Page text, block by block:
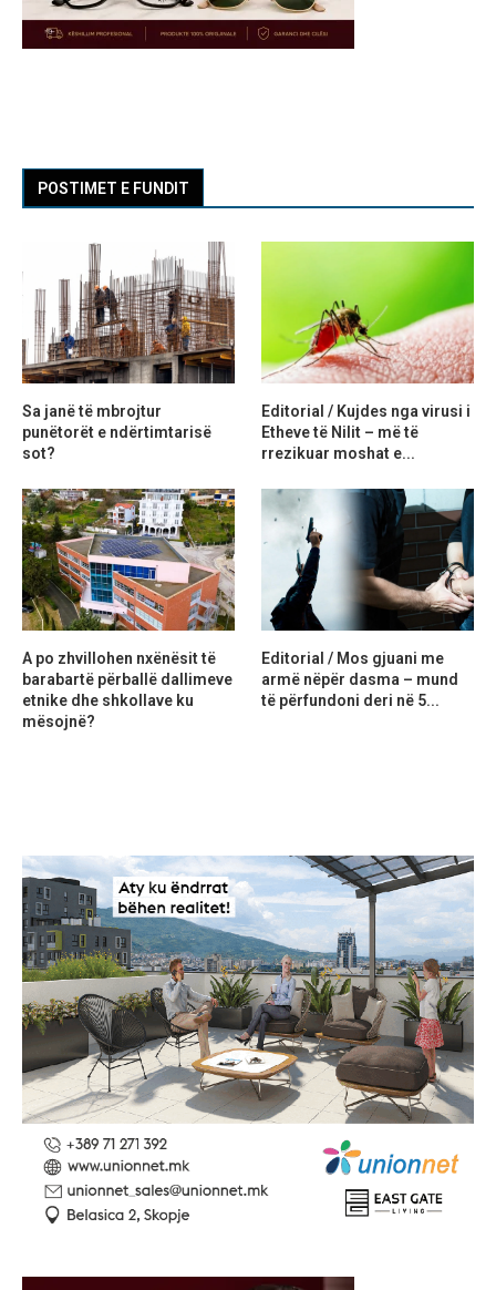
POSTIMET E FUNDIT
Sa janë të mbrojtur
punëtorët e ndërtimtarisë
sot?
Editorial / Kujdes nga virusi i
Etheve të Nilit – më të
rrezikuar moshat e...
A po zhvillohen nxënësit të
barabartë përballë dallimeve
etnike dhe shkollave ku
mësojnë?
Editorial / Mos gjuani me
armë nëpër dasma – mund
të përfundoni deri në 5...